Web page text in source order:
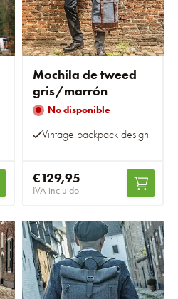
Mochila de tweed
gris/marrón
No disponible
Vintage backpack design
€129,95
IVA incluido